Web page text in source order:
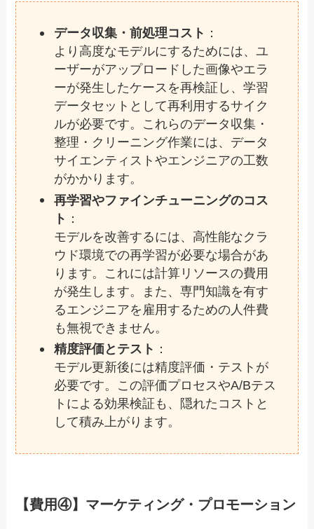
データ収集・前処理コスト ：
より高度なモデルにするためには、ユ
ーザーがアップロードした画像やエラ
ーが発生したケースを再検証し、学習
データセットとして再利用するサイク
ルが必要です。これらのデータ収集・
整理・クリーニング作業には、データ
サイエンティストやエンジニアの工数
がかかります。
再学習やファインチューニングのコス
ト ：
モデルを改善するには、高性能なクラ
ウド環境での再学習が必要な場合があ
ります。これには計算リソースの費用
が発生します。また、専門知識を有す
るエンジニアを雇用するための人件費
も無視できません。
精度評価とテスト ：
モデル更新後には精度評価・テストが
必要です。この評価プロセスやA/Bテス
トによる効果検証も、隠れたコストと
して積み上がります。
【費用④】マーケティング・プロモーション